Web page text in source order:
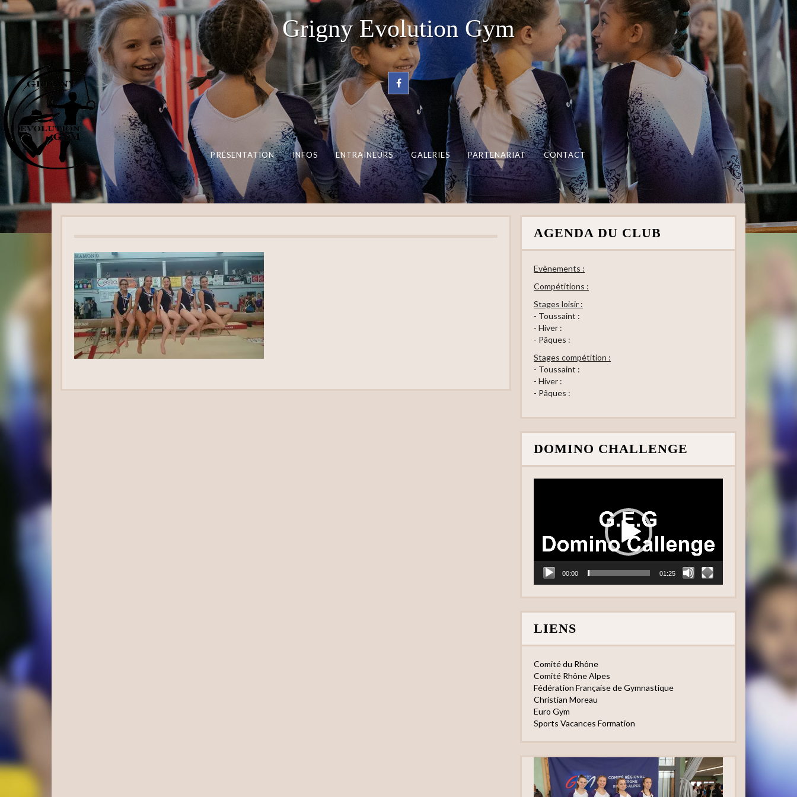
Grigny Evolution Gym
PRÉSENTATION INFOS ENTRAINEURS GALERIES PARTENARIAT CONTACT
AGENDA DU CLUB
Evènements :
Compétitions :
Stages loisir :
- Toussaint :
- Hiver :
- Pâques :
Stages compétition :
- Toussaint :
- Hiver :
- Pâques :
DOMINO CHALLENGE
00:00 01:25
LIENS
Comité du Rhône
Comité Rhône Alpes
Fédération Française de Gymnastique
Christian Moreau
Euro Gym
Sports Vacances Formation